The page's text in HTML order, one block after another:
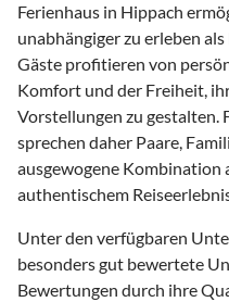
Ferienhaus in Hippach
unabhängiger zu erleben
Gäste profitieren von
Komfort und der Freiheit,
Vorstellungen zu gestalten.
sprechen daher Paare,
ausgewogene Kombination
authentischem
Unter den verfügbaren
besonders gut bewertete
Bewertungen durch ihre